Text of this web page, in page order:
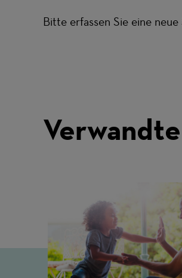
Bitte erfassen Sie eine